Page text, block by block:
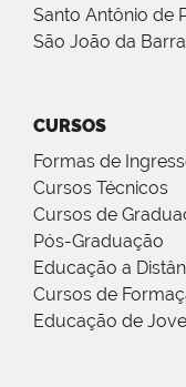
Santo Antônio de
São João da Barra
CURSOS
Formas de
Cursos Técnicos
Cursos de
Pós-Graduação
Educação a
Cursos de
Educação de